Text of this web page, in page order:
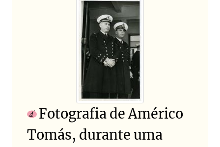
Fotografia de Américo
Tomás, durante uma